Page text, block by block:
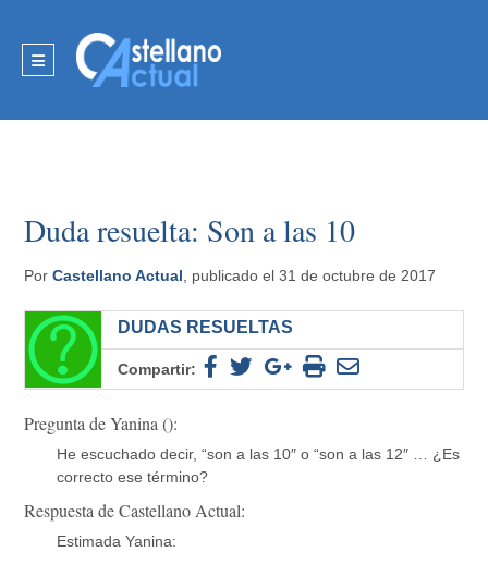
Duda resuelta: Son a las 10
PorCastellano Actual , publicado el 31 de octubre de 2017
DUDAS RESUELTAS
Compartir:
Pregunta de Yanina ():
He escuchado decir, “son a las 10″ o “son a las 12″ … ¿Es
correcto ese término?
Respuesta de Castellano Actual:
Estimada Yanina: